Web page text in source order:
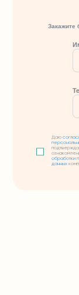
Закажите
Даю
обработки
данных